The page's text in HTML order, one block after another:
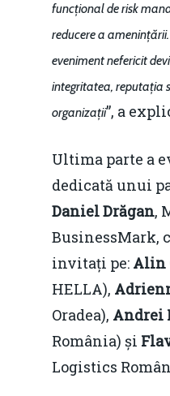
funcțional de risk
reducere a
eveniment nefericit
integritatea, reputația
organizații”, a
Ultima parte a
dedicată unui
Daniel Drăgan,
BusinessMark,
invitați pe: Alin
HELLA),
Oradea), Andrei
România) și
Logistics